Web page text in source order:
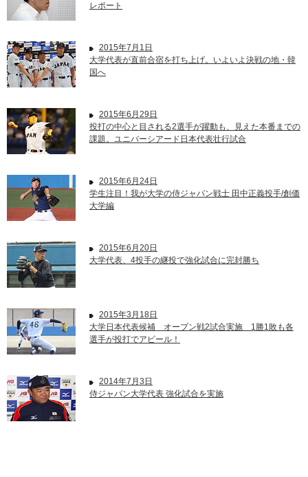
レポート
2015年7月1日
大学代表が直前合宿を打ち上げ。いよいよ決戦の地・韓
国へ
2015年6月29日
投打の中心と目される2選手が躍動も、見えた本番までの
課題。ユニバーシアード日本代表壮行試合
2015年6月24日
学生注目！我が大学の侍ジャパン戦士 田中正義投手/創価
大学編
2015年6月20日
大学代表、4投手の継投で強化試合に完封勝ち
2015年3月18日
大学日本代表候補 オープン戦2試合実施 1勝1敗も各
選手が投打でアピール！
2014年7月3日
侍ジャパン大学代表 強化試合を実施